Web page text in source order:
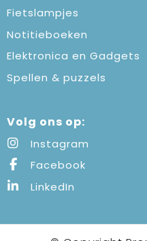
Fietslampjes
Notitieboeken
Elektronica en Gadgets
Spellen & puzzels
Volg ons op:
Instagram
Facebook
LinkedIn